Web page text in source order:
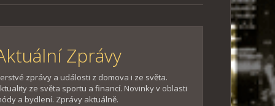
Zprávy
zprávy a události z domova i ze světa.
ze světa sportu a financí. Novinky v oblasti
a bydlení. Zprávy aktuálně.